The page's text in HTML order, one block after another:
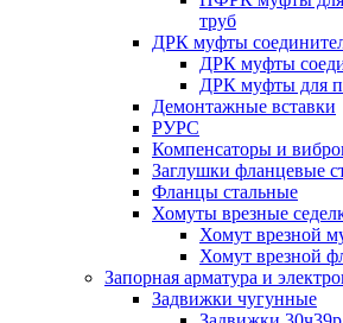
труб
ДРК муфты
ДРК муфты
ДРК муфты для
Демонтажные вставки
РУРС
Компенсаторы и
Заглушки фланцевые
Фланцы стальные
Хомуты врезные
Хомут врезной
Хомут врезной
Запорная арматура и
Задвижки чугунные